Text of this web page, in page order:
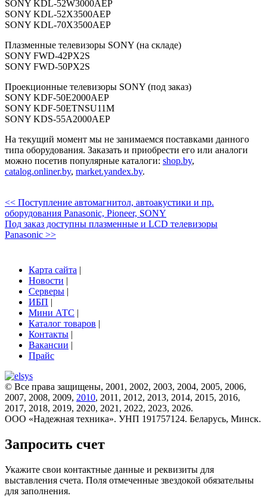
SONY KDL-52W3000AEP
SONY KDL-52X3500AEP
SONY KDL-70X3500AEP
Плазменные телевизоры SONY (на складе)
SONY FWD-42PX2S
SONY FWD-50PX2S
Проекционные телевизоры SONY (под заказ)
SONY KDF-50E2000AEP
SONY KDF-50ETNSU11M
SONY KDS-55A2000AEP
На текущий момент мы не занимаемся поставками данного
типа оборудования. Заказать и приобрести его или аналоги
можно посетив популярные каталоги: shop.by,
catalog.onliner.by, market.yandex.by.
<< Поступление автомагнитол, автоакустики и пр.
оборудования Panasonic, Pioneer, SONY
Под заказ доступны плазменные и LCD телевизоры
Panasonic >>
Карта сайта |
Новости |
Серверы |
ИБП |
Мини АТС |
Каталог товаров |
Контакты |
Вакансии |
Прайс
© Все права защищены, 2001, 2002, 2003, 2004, 2005, 2006,
2007, 2008, 2009, 2010, 2011, 2012, 2013, 2014, 2015, 2016,
2017, 2018, 2019, 2020, 2021, 2022, 2023, 2026.
ООО «Надежная техника». УНП 191757124. Беларусь, Минск.
Запросить счет
Укажите свои контактные данные и реквизиты для
выставления счета. Поля отмеченные звездокой обязательны
для заполнения.